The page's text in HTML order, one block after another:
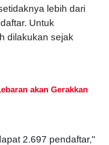
lebih dari
Untuk
dilakukan sejak
akan Gerakkan
2.697 pendaftar,"